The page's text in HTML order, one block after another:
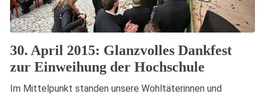
30. April 2015: Glanzvolles Dankfest
zur Einweihung der Hochschule
Im Mittelpunkt standen unsere Wohltäterinnen und